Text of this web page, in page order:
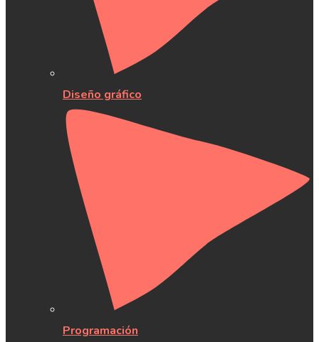
Diseño gráfico
Programación